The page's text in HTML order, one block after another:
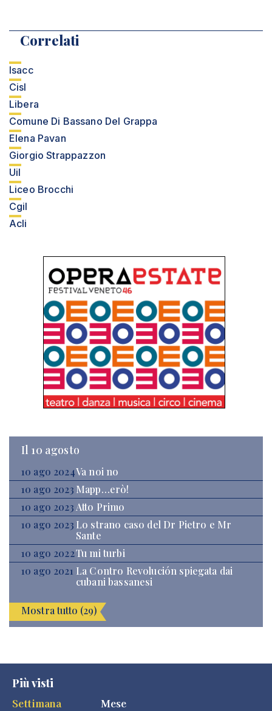
Correlati
Isacc
Cisl
Libera
Comune Di Bassano Del Grappa
Elena Pavan
Giorgio Strappazzon
Uil
Liceo Brocchi
Cgil
Acli
Il 10 agosto
10 ago 2024Va noi no
10 ago 2023 Mapp…erò!
10 ago 2023 Atto Primo
10 ago 2023 Lo strano caso del Dr Pietro e Mr
Sante
10 ago 2022Tu mi turbi
10 ago 2021 La Contro Revolución spiegata dai
cubani bassanesi
Mostra tutto (29)
Più visti
Settimana
Mese